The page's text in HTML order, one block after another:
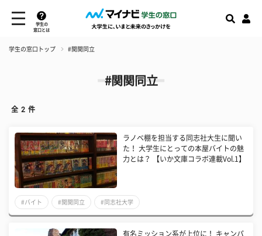
学生の
窓口とは
学生の窓口トップ #関関同立
#関関同立
全 2 件
ラノベ棚を担当する同志社大生に聞い
た！ 大学生にとっての本屋バイトの魅
力とは？ 【いか文庫コラボ連載Vol.1】
#バイト #関関同立 #同志社大学
有名ミッション系が上位に！ キャンパ